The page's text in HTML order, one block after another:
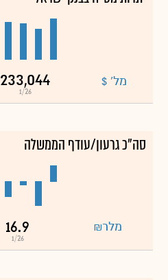
מל' $ 233,044
1/26
סה"כ גרעון/עודף הממשלה
מלר₪ 16.9
1/26